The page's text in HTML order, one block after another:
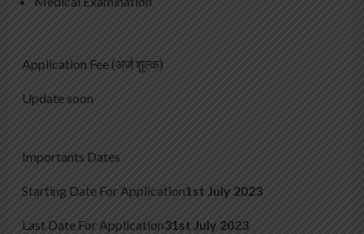
Application Fee (अर्ज शुल्क)
Update soon
Importants Dates
Starting Date For Application1st July 2023
Last Date For Application31st July 2023